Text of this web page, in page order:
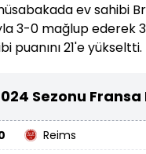
ev sahibi
3-0 mağlup ederek
puanını 21'e yükseltti.
Sezonu Fransa
Reims